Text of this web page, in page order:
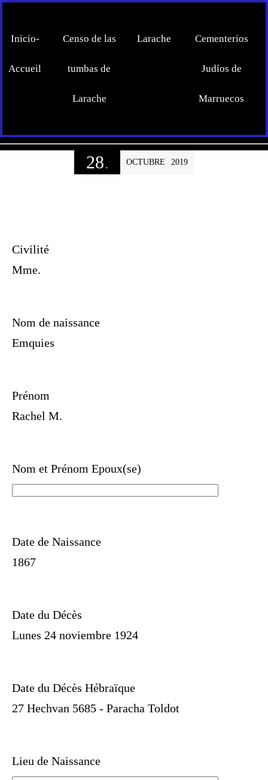
Inicio-
Accueil
Censo de las
tumbas de
Larache
Larache Cementerios
Judíos de
Marruecos
28. OCTUBRE 2019
Civilité
Mme.
Nom de naissance
Emquies
Prénom
Rachel M.
Nom et Prénom Epoux(se)
Date de Naissance
1867
Date du Décès
Lunes 24 noviembre 1924
Date du Décès Hébraïque
27 Hechvan 5685 - Paracha Toldot
Lieu de Naissance